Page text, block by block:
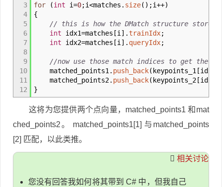
3
4
5
6
7
8
9
10
11
12
for (int i=0;i<matches . size( ) ;i++)
{
// this is how the DMatch structure stores
int idx1=matches [i ] .trainIdx;
int idx2=matches [i ] . queryIdx;
//now use those match indices to get the
matched_points1 . push_back( keypoints_1 [idx1
matched_points2. push_back( keypoints_2 [idx2
}
这将为您提供两个点向量，matched_points1 和mat
ched_points2。 matched_points1[1] 与matched_points
[2] 匹配，以此类推。
相关讨论
您没有回答我如何将其带到 C# 中，但我自己